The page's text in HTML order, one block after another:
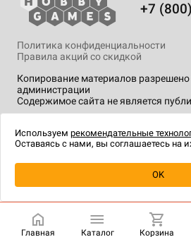
+7
Копирование материалов
администрации
Содержимое сайта не является
Политика конфиденциальности
Правила акций со скидкой
технологии.
Главная Каталог Корзина
Используем рекомендательные
Оставаясь с нами, вы соглашаетесь на
OK